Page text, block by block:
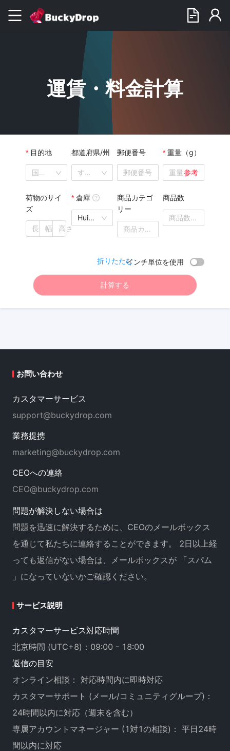
運賃・料金計算
インチ単位を使用
目的地
国を選択してください
都道府県/州
すべて
郵便番号 重量（g）
参考
荷物のサイ
ズ
倉庫
Huizhou Warehouse1
商品カテゴ
リー
商品カテゴリーを選択してください
商品数
折りたたむ
計算する
お問い合わせ
カスタマーサービス
support@buckydrop.com
業務提携
marketing@buckydrop.com
CEOへの連絡
CEO@buckydrop.com
問題が解決しない場合は
問題を迅速に解決するために、CEOのメールボックス
を通じて私たちに連絡することができます。 2日以上経
っても返信がない場合は、メールボックスが 「スパム
」になっていないかご確認ください。
サービス説明
カスタマーサービス対応時間
北京時間 (UTC+8)：09:00 - 18:00
返信の目安
オンライン相談： 対応時間内に即時対応
カスタマーサポート (メール/コミュニティグループ)：
24時間以内に対応（週末を含む）
専属アカウントマネージャー (1対1の相談)： 平日24時
間以内に対応